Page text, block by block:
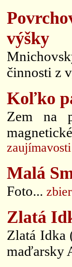
výšky
činnosti z
Koľko
Zem na
zaujímavosti
Malá
Foto...
Zlatá
Zlatá Idka
maďarsky